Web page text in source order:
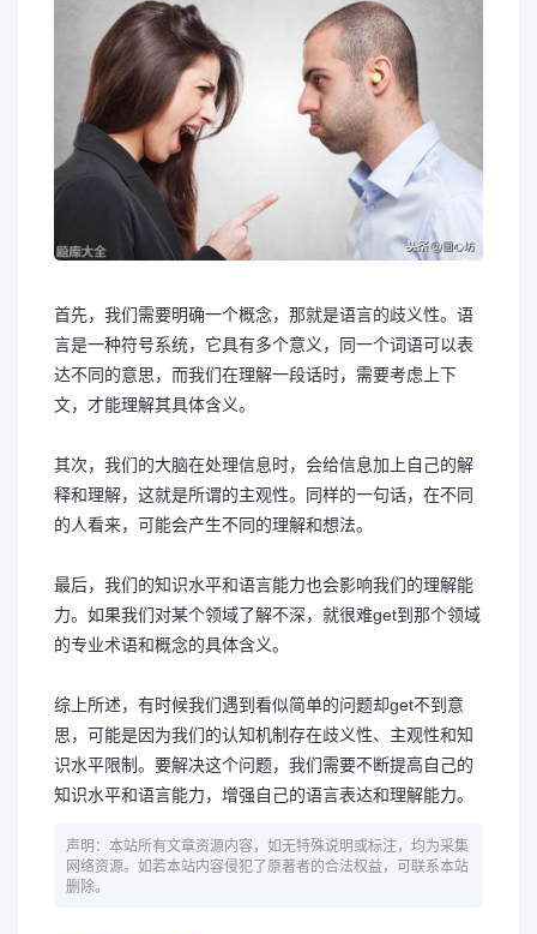
首先，我们需要明确一个概念，那就是语言的歧义性。语
言是一种符号系统，它具有多个意义，同一个词语可以表
达不同的意思，而我们在理解一段话时，需要考虑上下
文，才能理解其具体含义。
其次，我们的大脑在处理信息时，会给信息加上自己的解
释和理解，这就是所谓的主观性。同样的一句话，在不同
的人看来，可能会产生不同的理解和想法。
最后，我们的知识水平和语言能力也会影响我们的理解能
力。如果我们对某个领域了解不深，就很难get到那个领域
的专业术语和概念的具体含义。
综上所述，有时候我们遇到看似简单的问题却get不到意
思，可能是因为我们的认知机制存在歧义性、主观性和知
识水平限制。要解决这个问题，我们需要不断提高自己的
知识水平和语言能力，增强自己的语言表达和理解能力。
声明：本站所有文章资源内容，如无特殊说明或标注，均为采集
网络资源。如若本站内容侵犯了原著者的合法权益，可联系本站
删除。